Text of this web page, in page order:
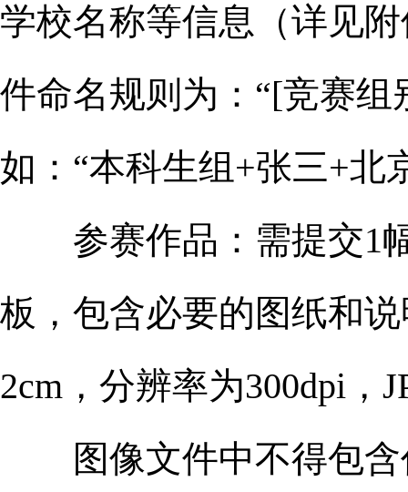
学校名称等信息（详见
件命名规则为：“[竞赛
如：“本科生组+张三+北
参赛作品：需提交1幅
板，包含必要的图纸和
2cm，分辨率为300dpi，
图像文件中不得包含